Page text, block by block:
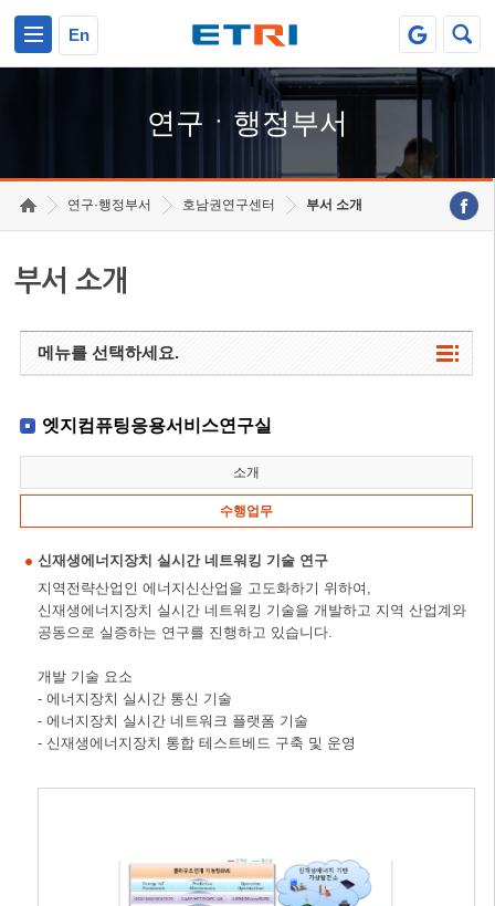
En
연구ㆍ행정부서
연구·행정부서 호남권연구센터 부서 소개
부서 소개
메뉴를 선택하세요.
엣지컴퓨팅응용서비스연구실
소개
수행업무
신재생에너지장치 실시간 네트워킹 기술 연구
지역전략산업인 에너지신산업을 고도화하기 위하여,
신재생에너지장치 실시간 네트워킹 기술을 개발하고 지역 산업계와
공동으로 실증하는 연구를 진행하고 있습니다.
개발 기술 요소
- 에너지장치 실시간 통신 기술
- 에너지장치 실시간 네트워크 플랫폼 기술
- 신재생에너지장치 통합 테스트베드 구축 및 운영